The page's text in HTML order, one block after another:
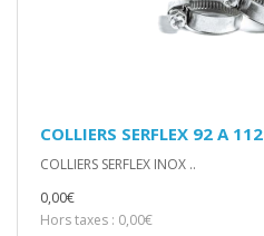
COLLIERS SERFLEX 92 A 112
COLLIERS SERFLEX INOX ..
0,00€
Hors taxes : 0,00€